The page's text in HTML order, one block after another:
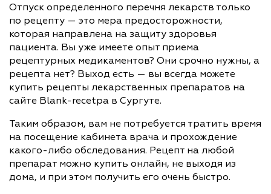
Отпуск определенного перечня лекарств только
по рецепту — это мера предосторожности,
которая направлена на защиту здоровья
пациента. Вы уже имеете опыт приема
рецептурных медикаментов? Они срочно нужны, а
рецепта нет? Выход есть — вы всегда можете
купить рецепты лекарственных препаратов на
сайте Blank-recetpa в Сургуте.
Таким образом, вам не потребуется тратить время
на посещение кабинета врача и прохождение
какого-либо обследования. Рецепт на любой
препарат можно купить онлайн, не выходя из
дома, и при этом получить его очень быстро.